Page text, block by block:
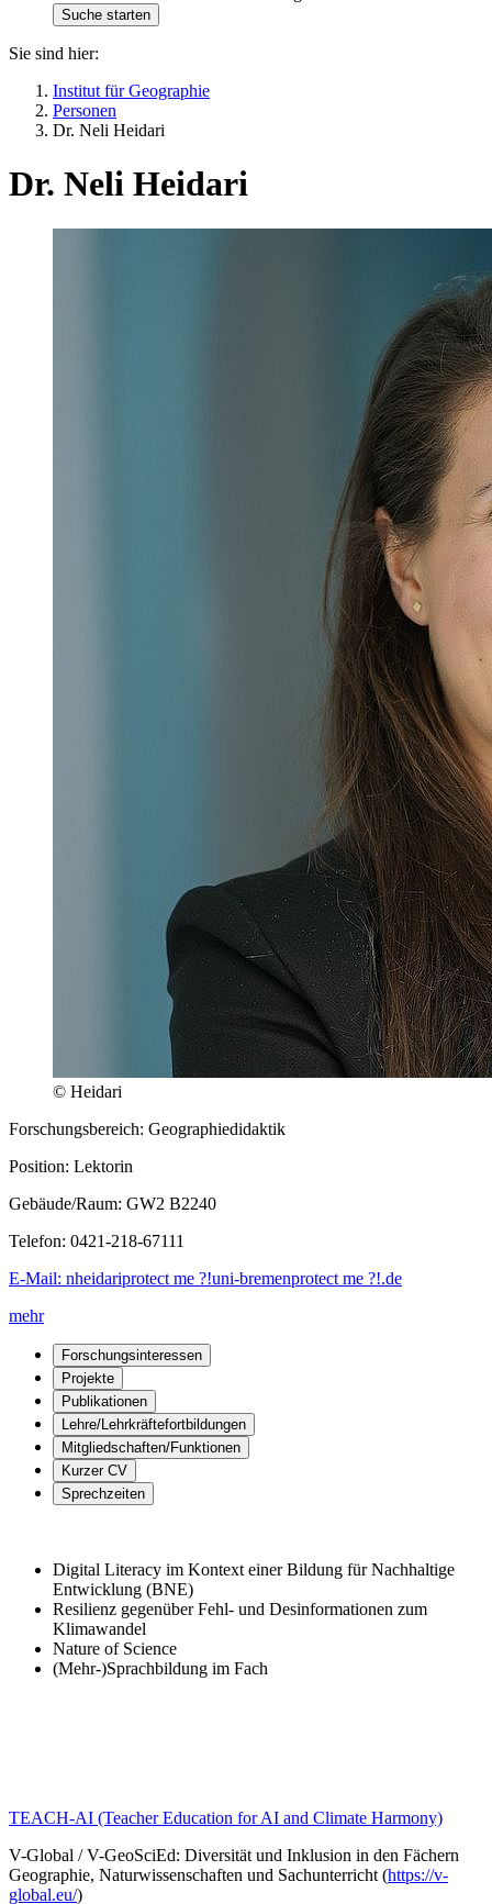
Sie sind hier:
Institut für Geographie
Personen
Dr. Neli Heidari
Dr. Neli Heidari
© Heidari
Forschungsbereich: Geographiedidaktik
Position: Lektorin
Gebäude/Raum: GW2 B2240
Telefon: 0421-218-67111
E-Mail: nheidariprotect me ?!uni-bremenprotect me ?!.de
mehr
Forschungsinteressen
Projekte
Publikationen
Lehre/Lehrkräftefortbildungen
Mitgliedschaften/Funktionen
Kurzer CV
Sprechzeiten
Digital Literacy im Kontext einer Bildung für Nachhaltige
Entwicklung (BNE)
Resilienz gegenüber Fehl- und Desinformationen zum
Klimawandel
Nature of Science
(Mehr-)Sprachbildung im Fach
TEACH-AI (Teacher Education for AI and Climate Harmony)
V-Global / V-GeoSciEd: Diversität und Inklusion in den Fächern
Geographie, Naturwissenschaften und Sachunterricht (https://v-
global.eu/)